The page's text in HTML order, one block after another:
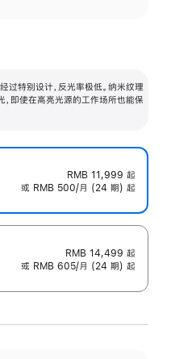
过特别设计，反光率极低。纳米纹理
，即使在高亮光源的工作场所也能保
RMB 11,999 起
或 RMB 500/月 (24 期) 起
RMB 14,499 起
或 RMB 605/月 (24 期) 起